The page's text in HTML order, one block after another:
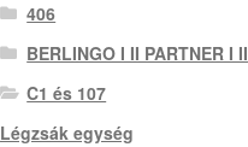
406
BERLINGO I II PARTNER I II
C1 és 107
Légzsák egység